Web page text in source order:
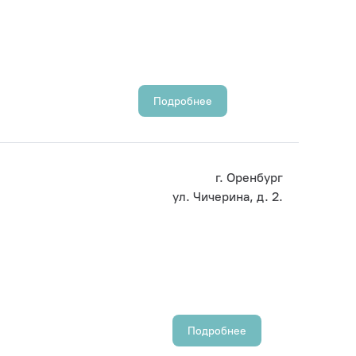
Подробнее
г. Оренбург
ул. Чичерина, д. 2.
Подробнее